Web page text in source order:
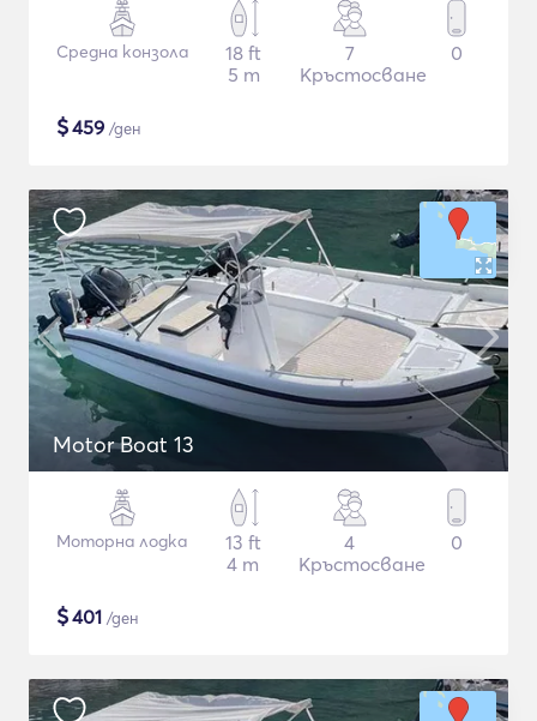
Средна конзола
18 ft
5 m
7
Кръстосване
0
$459 /ден
Motor Boat 13
Моторна лодка
13 ft
4 m
4
Кръстосване
0
$401 /ден